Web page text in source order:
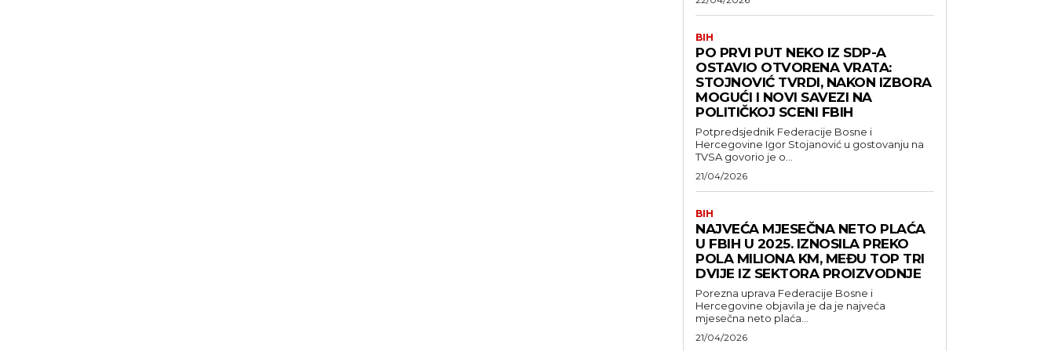
BIH
PO PRVI PUT NEKO IZ SDP-A
OSTAVIO OTVORENA VRATA:
STOJNOVIĆ TVRDI, NAKON IZBORA
MOGUĆI I NOVI SAVEZI NA
POLITIČKOJ SCENI FBIH
Potpredsjednik Federacije Bosne i
Hercegovine Igor Stojanović u gostovanju na
TVSA govorio je o...
21/04/2026
BIH
NAJVEĆA MJESEČNA NETO PLAĆA
U FBIH U 2025. IZNOSILA PREKO
POLA MILIONA KM, MEĐU TOP TRI
DVIJE IZ SEKTORA PROIZVODNJE
Porezna uprava Federacije Bosne i
Hercegovine objavila je da je najveća
mjesečna neto plaća...
21/04/2026